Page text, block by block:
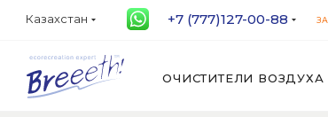
Казахстан +7 (777)127-00-88
ОЧИСТИТЕЛИ ВОЗДУХА